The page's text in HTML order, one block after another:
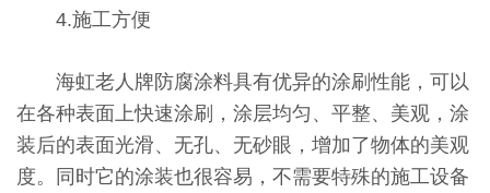
4.施工方便
海虹老人牌防腐涂料具有优异的涂刷性能，可以
在各种表面上快速涂刷，涂层均匀、平整、美观，涂
装后的表面光滑、无孔、无砂眼，增加了物体的美观
度。同时它的涂装也很容易，不需要特殊的施工设备